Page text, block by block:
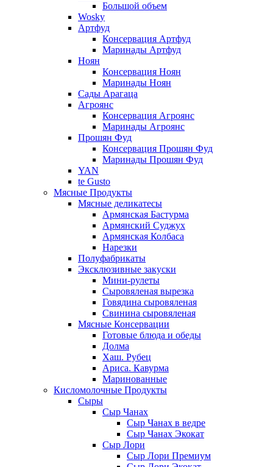
Большой объем
Wosky
Артфуд
Консервация Артфуд
Маринады Артфуд
Ноян
Консервация Ноян
Маринады Ноян
Сады Арагаца
Агроянс
Консервация Агроянс
Маринады Агроянс
Прошян Фуд
Консервация Прошян Фуд
Маринады Прошян Фуд
YAN
te Gusto
Мясные Продукты
Мясные деликатесы
Армянская Бастурма
Армянский Суджух
Армянская Колбаса
Нарезки
Полуфабрикаты
Эксклюзивные закуски
Мини-рулеты
Сыровяленая вырезка
Говядина сыровяленая
Свинина сыровяленая
Мясные Консервации
Готовые блюда и обеды
Долма
Хаш. Рубец
Ариса. Кавурма
Маринованные
Кисломолочные Продукты
Сыры
Сыр Чанах
Сыр Чанах в ведре
Сыр Чанах Экокат
Сыр Лори
Сыр Лори Премиум